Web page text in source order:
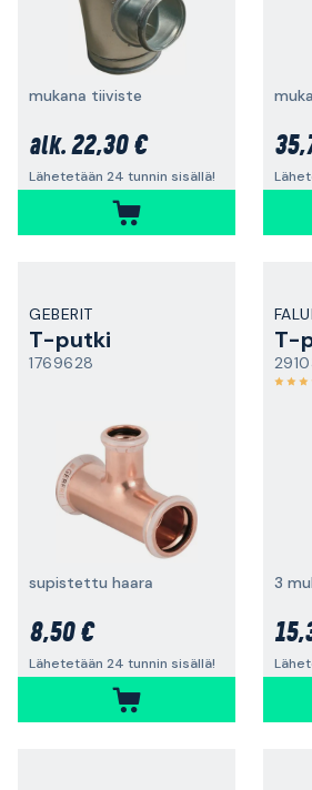
mukana tiiviste
alk. 22,30 €
Lähetetään 24 tunnin sisällä!
GEBERIT
T-putki
1769628
supistettu haara
8,50 €
Lähetetään 24 tunnin sisällä!
T-
3